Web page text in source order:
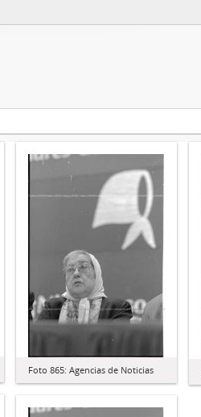
Foto 865: Agencias de Noticias